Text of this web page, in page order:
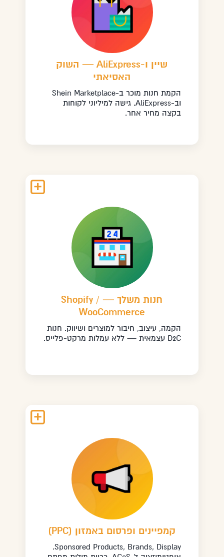
שיין ו-AliExpress — השוק
האסיאתי
הקמת חנות מוכר ב-Shein Marketplace
וב-AliExpress. גישה למיליוני לקוחות
בקצה מחיר אחר.
חנות משלך — Shopify /
WooCommerce
הקמה, עיצוב, חיבור למוצרים ושיווק. חנות
D2C עצמאית — ללא עמלות מרקט-פלייס.
קמפיינים ופרסום באמזון (PPC)
Sponsored Products, Brands, Display.